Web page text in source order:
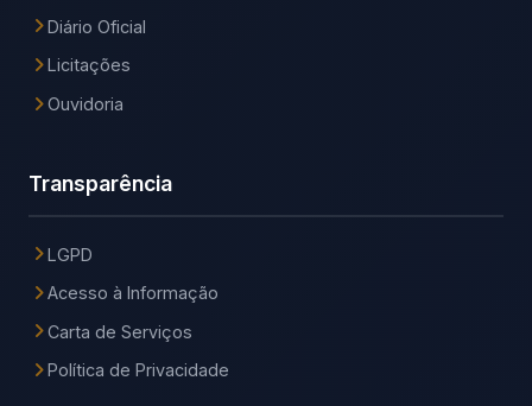
Diário Oficial
Licitações
Ouvidoria
Transparência
LGPD
Acesso à Informação
Carta de Serviços
Política de Privacidade